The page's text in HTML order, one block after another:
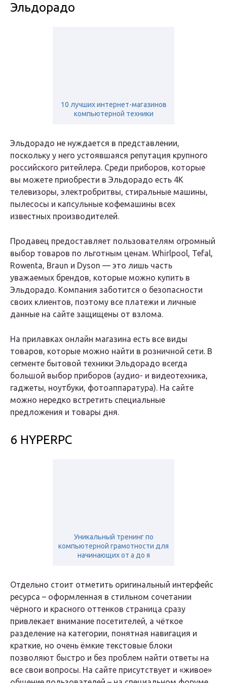
Эльдорадо
10 лучших интернет-магазинов
компьютерной техники
Эльдорадо не нуждается в представлении,
поскольку у него устоявшаяся репутация крупного
российского ритейлера. Среди приборов, которые
вы можете приобрести в Эльдорадо есть 4K
телевизоры, электробритвы, стиральные машины,
пылесосы и капсульные кофемашины всех
известных производителей.
Продавец предоставляет пользователям огромный
выбор товаров по льготным ценам. Whirlpool, Tefal,
Rowenta, Braun и Dyson — это лишь часть
уважаемых брендов, которые можно купить в
Эльдорадо. Компания заботится о безопасности
своих клиентов, поэтому все платежи и личные
данные на сайте защищены от взлома.
На прилавках онлайн магазина есть все виды
товаров, которые можно найти в розничной сети. В
сегменте бытовой техники Эльдорадо всегда
большой выбор приборов (аудио- и видеотехника,
гаджеты, ноутбуки, фотоаппаратура). На сайте
можно нередко встретить специальные
предложения и товары дня.
6 HYPERPC
Уникальный тренинг по
компьютерной грамотности для
начинающих от а до я
Отдельно стоит отметить оригинальный интерфейс
ресурса – оформленная в стильном сочетании
чёрного и красного оттенков страница сразу
привлекает внимание посетителей, а чёткое
разделение на категории, понятная навигация и
краткие, но очень ёмкие текстовые блоки
позволяют быстро и без проблем найти ответы на
все свои вопросы. На сайте присутствует и «живое»